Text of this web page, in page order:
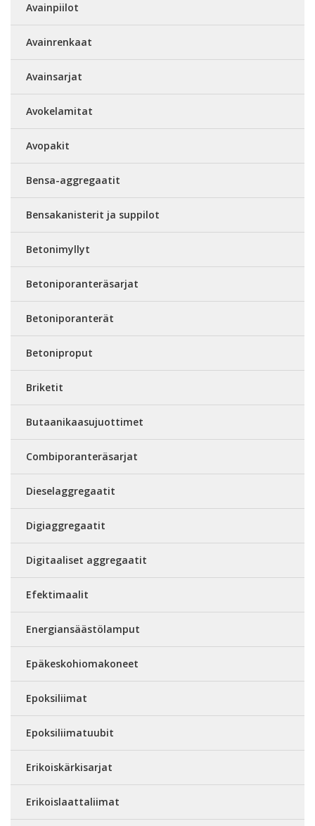
Avainpiilot
Avainrenkaat
Avainsarjat
Avokelamitat
Avopakit
Bensa-aggregaatit
Bensakanisterit ja suppilot
Betonimyllyt
Betoniporanteräsarjat
Betoniporanterät
Betoniproput
Briketit
Butaanikaasujuottimet
Combiporanteräsarjat
Dieselaggregaatit
Digiaggregaatit
Digitaaliset aggregaatit
Efektimaalit
Energiansäästölamput
Epäkeskohiomakoneet
Epoksiliimat
Epoksiliimatuubit
Erikoiskärkisarjat
Erikoislaattaliimat